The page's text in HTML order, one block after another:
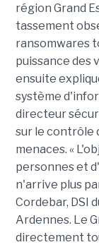
région Grand
tassement
ransomwares
puissance des
ensuite
système
directeur
sur le contrôle
menaces. «
personnes et
n'arrive plus
Cordebar, DSI
Ardennes. Le
directement